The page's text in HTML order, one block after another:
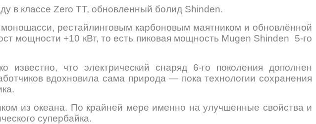
в классе Zero TT, обновленный болид Shinden.
рестайлинговым карбоновым маятником и обновлённой
мощности +10 кВт, то есть пиковая мощность Mugen Shinden 5-го
что электрический снаряд 6-го поколения дополнен
вдохновила сама природа — пока технологии сохранения
из океана. По крайней мере именно на улучшенные свойства и
супербайка.